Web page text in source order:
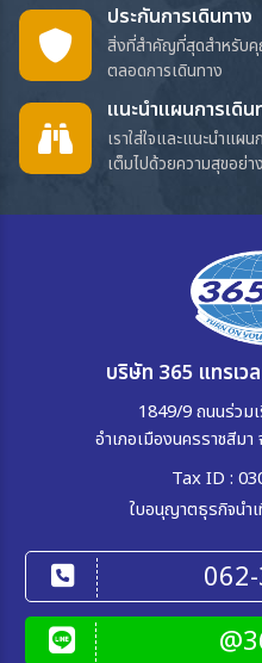
ประกันการเดินทาง
สิ่งที่สำคัญที่สุดสำหรับ
ตลอดการเดินทาง
แนะนำแผนการเดิน
เราใส่ใจและแนะนำแผ
เต็มไปด้วยความสุขอย่
บริษัท 365 แทรเว
1849/9 ถนนร่วม
อำเภอเมืองนครราชสีม
Tax ID :
ใบอนุญาตธุรกิจนำ